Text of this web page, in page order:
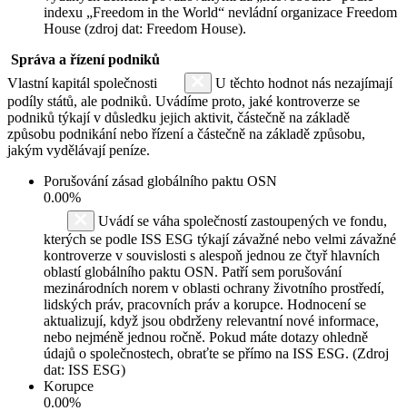
indexu „Freedom in the World“ nevládní organizace Freedom
House (zdroj dat: Freedom House).
Správa a řízení podniků
Vlastní kapitál společnosti
U těchto hodnot nás nezajímají
podíly států, ale podniků. Uvádíme proto, jaké kontroverze se
podniků týkají v důsledku jejich aktivit, částečně na základě
způsobu podnikání nebo řízení a částečně na základě způsobu,
jakým vydělávají peníze.
Porušování zásad globálního paktu OSN
0.00%
Uvádí se váha společností zastoupených ve fondu,
kterých se podle ISS ESG týkají závažné nebo velmi závažné
kontroverze v souvislosti s alespoň jednou ze čtyř hlavních
oblastí globálního paktu OSN. Patří sem porušování
mezinárodních norem v oblasti ochrany životního prostředí,
lidských práv, pracovních práv a korupce. Hodnocení se
aktualizují, když jsou obdrženy relevantní nové informace,
nebo nejméně jednou ročně. Pokud máte dotazy ohledně
údajů o společnostech, obraťte se přímo na ISS ESG. (Zdroj
dat: ISS ESG)
Korupce
0.00%